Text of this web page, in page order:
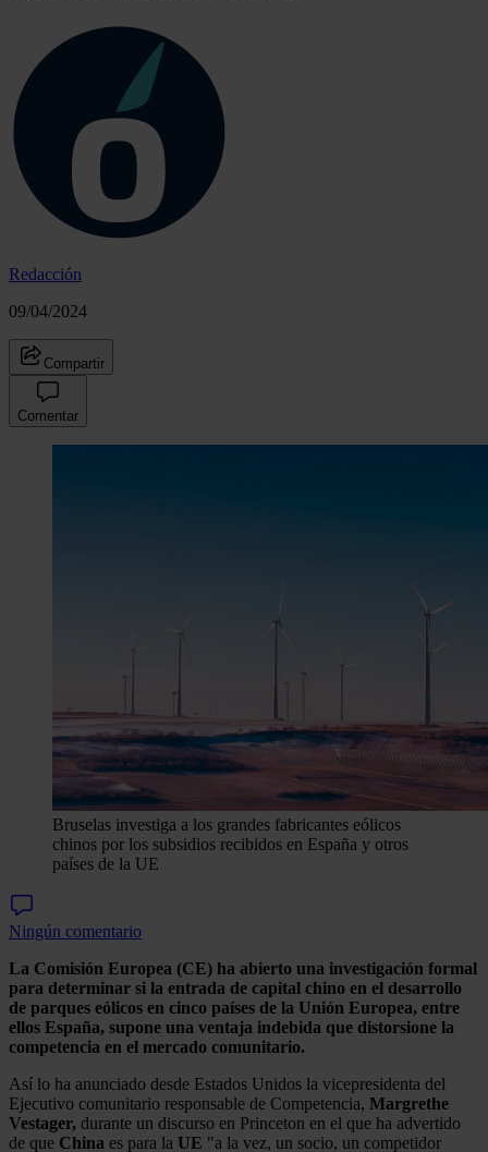
Redacción
09/04/2024
Compartir
Comentar
Bruselas investiga a los grandes fabricantes eólicos
chinos por los subsidios recibidos en España y otros
países de la UE
Ningún comentario
La Comisión Europea (CE) ha abierto una investigación formal
para determinar si la entrada de capital chino en el desarrollo
de parques eólicos en cinco países de la Unión Europea, entre
ellos España, supone una ventaja indebida que distorsione la
competencia en el mercado comunitario.
Así lo ha anunciado desde Estados Unidos la vicepresidenta del
Ejecutivo comunitario responsable de Competencia, Margrethe
Vestager, durante un discurso en Princeton en el que ha advertido
de que China es para la UE "a la vez, un socio, un competidor